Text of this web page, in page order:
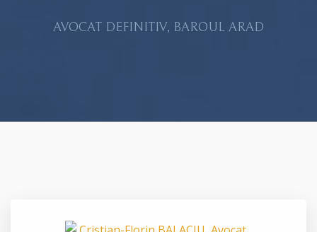
AVOCAT DEFINITIV, BAROUL ARAD